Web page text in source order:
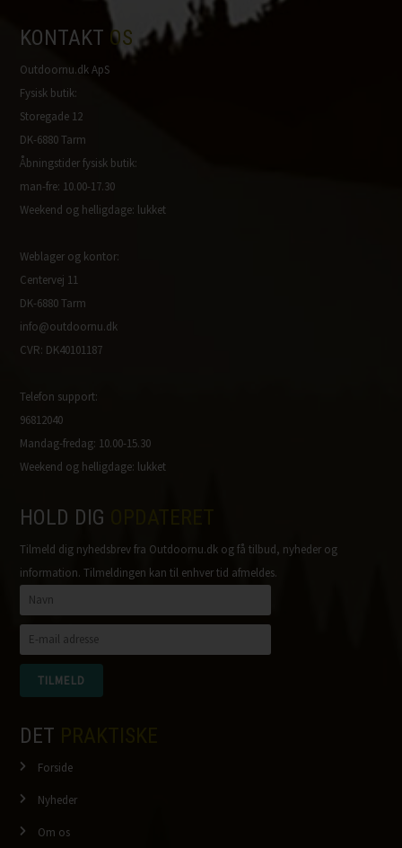
KONTAKT OS
Outdoornu.dk ApS
Fysisk butik:
Storegade 12
DK-6880 Tarm
Åbningstider fysisk butik:
man-fre: 10.00-17.30
Weekend og helligdage: lukket
Weblager og kontor:
Centervej 11
DK-6880 Tarm
info@outdoornu.dk
CVR: DK40101187
Telefon support:
96812040
Mandag-fredag: 10.00-15.30
Weekend og helligdage: lukket
HOLD DIG
Tilmeld dig nyhedsbrev fra Outdoornu.dk og få tilbud, nyheder og
information. Tilmeldingen kan til enhver tid afmeldes.
DET
Forside
Nyheder
Om os